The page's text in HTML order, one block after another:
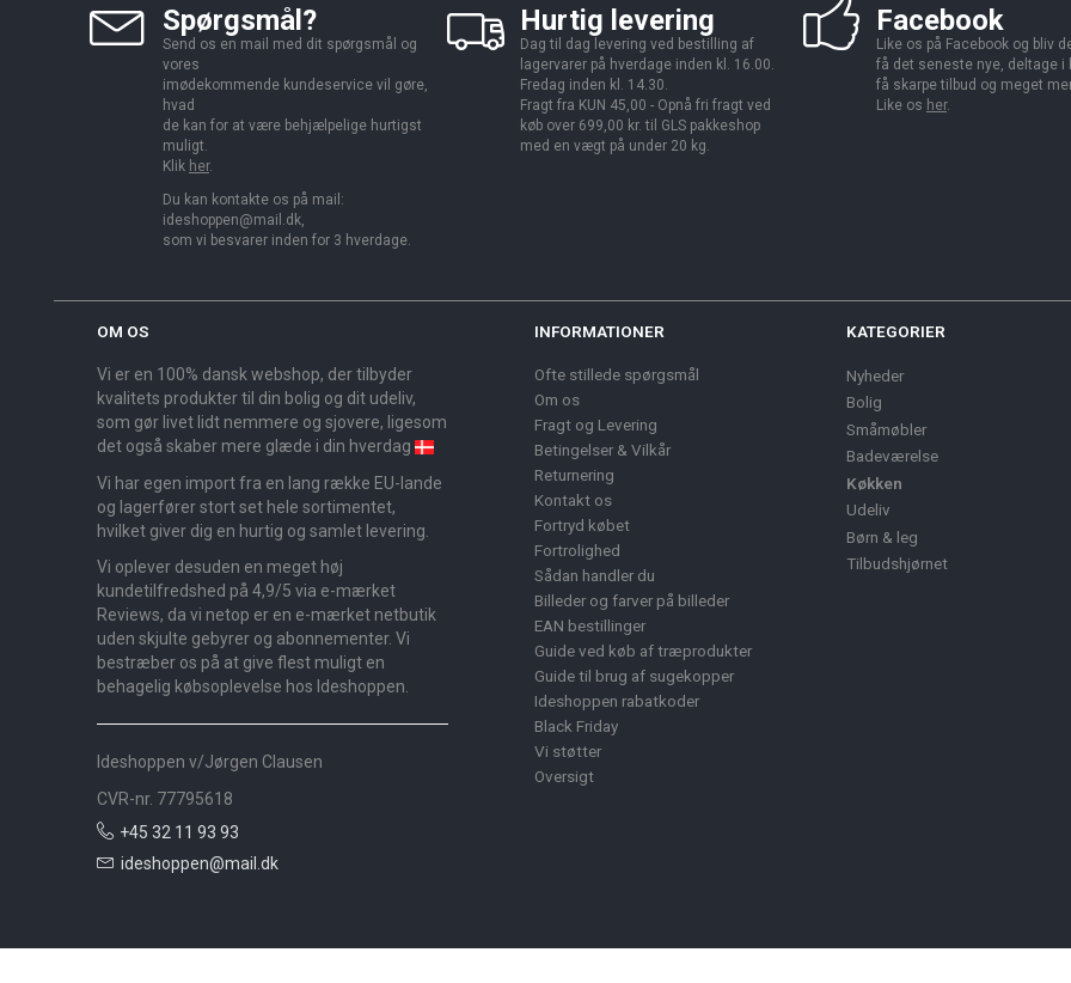
Spørgsmål?
Send os en mail med dit spørgsmål og
vores
imødekommende kundeservice vil gøre,
hvad
de kan for at være behjælpelige hurtigst
muligt.
Klik her.
Du kan kontakte os på mail:
ideshoppen@mail.dk,
som vi besvarer inden for 3 hverdage.
Hurtig levering
Dag til dag levering ved bestilling af
lagervarer på hverdage inden kl. 16.00.
Fredag inden kl. 14.30.
Fragt fra KUN 45,00 - Opnå fri fragt ved
køb over 699,00 kr. til GLS pakkeshop
med en vægt på under 20 kg.
Facebook
Like os på Facebook og bliv
få det seneste nye, deltage i
få skarpe tilbud og meget
Like os her.
OM OS
Vi er en 100% dansk webshop, der tilbyder
kvalitets produkter til din bolig og dit udeliv,
som gør livet lidt nemmere og sjovere, ligesom
det også skaber mere glæde i din hverdag
Vi har egen import fra en lang række EU-lande
og lagerfører stort set hele sortimentet,
hvilket giver dig en hurtig og samlet levering.
Vi oplever desuden en meget høj
kundetilfredshed på 4,9/5 via e-mærket
Reviews, da vi netop er en e-mærket netbutik
uden skjulte gebyrer og abonnementer. Vi
bestræber os på at give flest muligt en
behagelig købsoplevelse hos Ideshoppen.
Ideshoppen v/Jørgen Clausen
CVR-nr. 77795618
+45 32 11 93 93
ideshoppen@mail.dk
INFORMATIONER
Ofte stillede spørgsmål
Om os
Fragt og Levering
Betingelser & Vilkår
Returnering
Kontakt os
Fortryd købet
Fortrolighed
Sådan handler du
Billeder og farver på billeder
EAN bestillinger
Guide ved køb af træprodukter
Guide til brug af sugekopper
Ideshoppen rabatkoder
Black Friday
Vi støtter
Oversigt
KATEGORIER
Nyheder
Bolig
Småmøbler
Badeværelse
Køkken
Udeliv
Børn & leg
Tilbudshjørnet